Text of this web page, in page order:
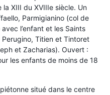
XIII du XVIIIe siècle. Un
Parmigianino (col de
l’enfant et les Saints
Titien et Tintoret
et Zacharias). Ouvert :
les enfants de moins de 18
situé dans le centre